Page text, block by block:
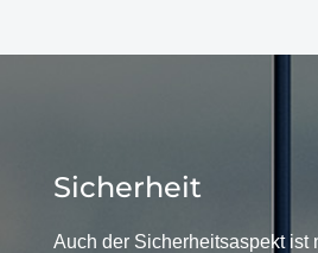
Sicherheit
Auch der Sicherheitsaspekt ist